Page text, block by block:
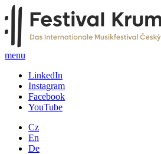
menu
LinkedIn
Instagram
Facebook
YouTube
Cz
En
De